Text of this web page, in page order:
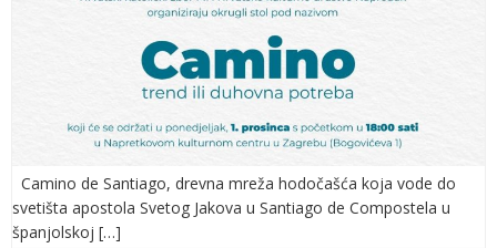
Camino de Santiago, drevna mreža hodočašća koja vode do
svetišta apostola Svetog Jakova u Santiago de Compostela u
španjolskoj […]